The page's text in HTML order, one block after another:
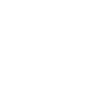
कट-ऑफ और